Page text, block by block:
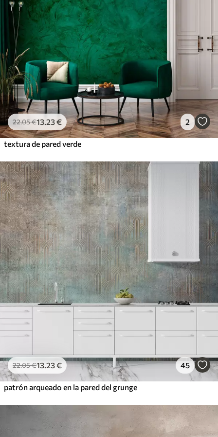
22.05€13 .23€ 2
textura de pared verde
22.05€13 .23€ 45
patrón arqueado en la pared del grunge